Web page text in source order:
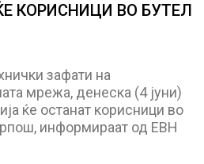
КОРИСНИЦИ ВО БУТЕЛ
зафати на
мрежа, денеска (4 јуни)
ќе останат корисници во
информираат од ЕВН